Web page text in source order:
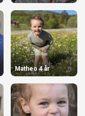
Matheo 4 år